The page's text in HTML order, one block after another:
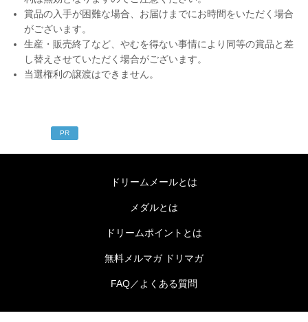
賞品の入手が困難な場合、お届けまでにお時間をいただく場合
がございます。
生産・販売終了など、やむを得ない事情により同等の賞品と差
し替えさせていただく場合がございます。
当選権利の譲渡はできません。
PR
ドリームメールとは
メダルとは
ドリームポイントとは
無料メルマガ ドリマガ
FAQ／よくある質問